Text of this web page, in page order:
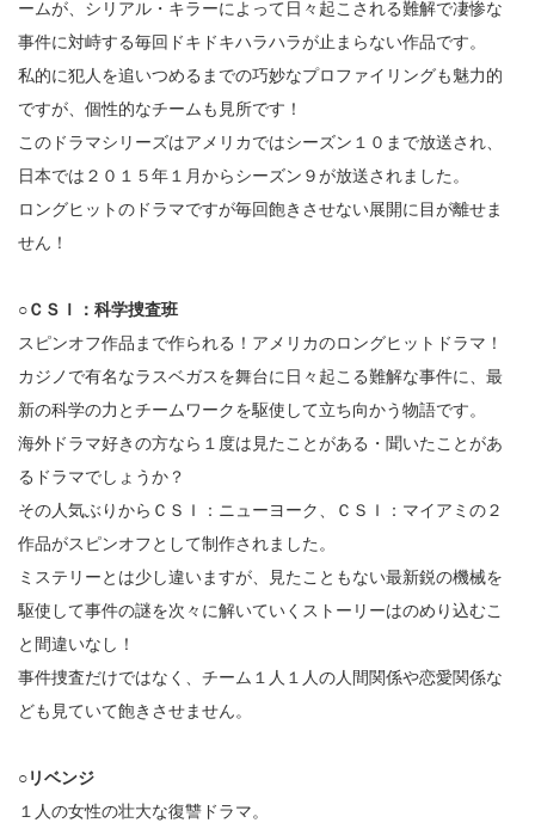
ームが、シリアル・キラーによって日々起こされる難解で凄惨な
事件に対峙する毎回ドキドキハラハラが止まらない作品です。
私的に犯人を追いつめるまでの巧妙なプロファイリングも魅力的
ですが、個性的なチームも見所です！
このドラマシリーズはアメリカではシーズン１０まで放送され、
日本では２０１５年１月からシーズン９が放送されました。
ロングヒットのドラマですが毎回飽きさせない展開に目が離せま
せん！
○ＣＳＩ：科学捜査班
スピンオフ作品まで作られる！アメリカのロングヒットドラマ！
カジノで有名なラスベガスを舞台に日々起こる難解な事件に、最
新の科学の力とチームワークを駆使して立ち向かう物語です。
海外ドラマ好きの方なら１度は見たことがある・聞いたことがあ
るドラマでしょうか？
その人気ぶりからＣＳＩ：ニューヨーク、ＣＳＩ：マイアミの２
作品がスピンオフとして制作されました。
ミステリーとは少し違いますが、見たこともない最新鋭の機械を
駆使して事件の謎を次々に解いていくストーリーはのめり込むこ
と間違いなし！
事件捜査だけではなく、チーム１人１人の人間関係や恋愛関係な
ども見ていて飽きさせません。
○リベンジ
１人の女性の壮大な復讐ドラマ。